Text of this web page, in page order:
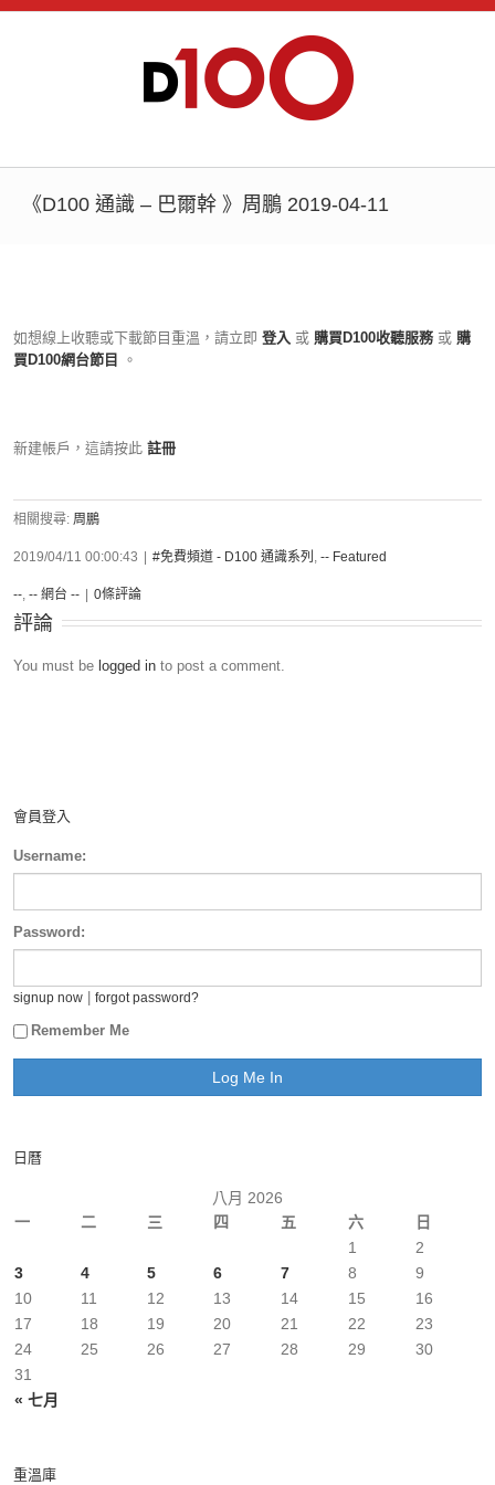
《D100 通識 – 巴爾幹 》周鵬 2019-04-11
如想線上收聽或下載節目重溫，請立即 登入 或 購買D100收聽服務 或 購
買D100網台節目
。
新建帳戶，這請按此 註冊
相關搜尋: 周鵬
2019/04/11 00:00:43 #免費頻道 - D100 通識系列 , -- Featured
--, -- 網台 -- 0條評論
評論
You must be logged in to post a comment.
會員登入
Username:
Password:
signup now forgot password?
Remember Me
日曆
八月 2026
一
二 三 四 五 六 日
« 七月
1
2
3
4 5 6 7 8
9
10
11 12 13 14 15
16
17
18 19 20 21 22
23
24
25 26 27 28 29
30
31
重溫庫